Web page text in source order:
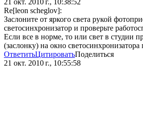
21 окт. 2010 г., 10:38:52
Re[leon scheglov]:
Заслоните от яркого света рукой
светосинхронизатор и проверьте
Если все в норме, то или свет в студии
(заслонку) на окно
ОтветитьЦитироватьПоделиться
21 окт. 2010 г., 10:55:58